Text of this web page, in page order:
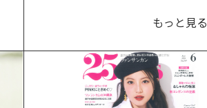
もっと見る